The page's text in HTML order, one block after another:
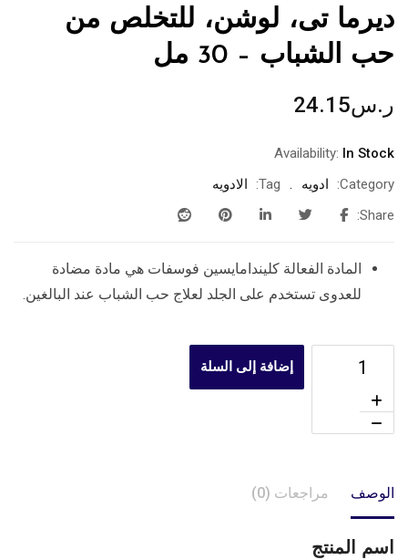
ديرما تى، لوشن، للتخلص من
حب الشباب – 30 مل
ر.س24.15
Availability: In Stock
Category:
ادويه Tag:
الادويه
Share:
المادة الفعالة كليندامايسين فوسفات هي مادة مضادة
للعدوى تستخدم على الجلد لعلاج حب الشباب عند البالغين.
إضافة إلى السلة
الوصف مراجعات (0)
اسم المنتج